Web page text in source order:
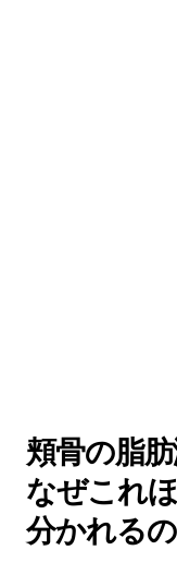
頬骨の脂肪
なぜこれ
分かれる